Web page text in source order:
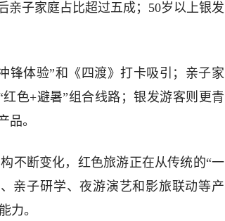
亲子家庭占比超过五成；50岁以上银发
锋体验”和《四渡》打卡吸引；亲子家
色+避暑”组合线路；银发游客则更青
品。
不断变化，红色旅游正在从传统的“一
亲子研学、夜游演艺和影旅联动等产
力。